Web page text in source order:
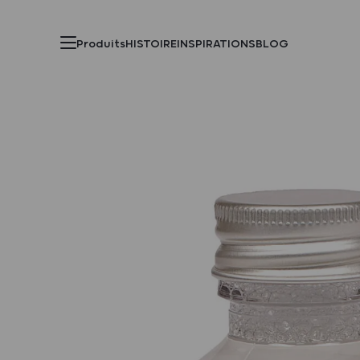
ProduitsHISTOIREINSPIRATIONSBLOG